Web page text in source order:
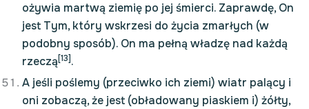
ożywia martwą ziemię po jej śmierci. Zaprawdę, On
jest Tym, który wskrzesi do życia zmarłych (w
podobny sposób). On ma pełną władzę nad każdą
rzeczą[13].
A jeśli poślemy (przeciwko ich ziemi) wiatr palący i
oni zobaczą, że jest (obładowany piaskiem i) żółty,